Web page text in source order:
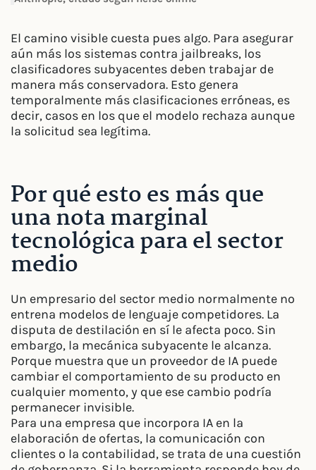
El camino visible cuesta pues algo. Para asegurar
aún más los sistemas contra jailbreaks, los
clasificadores subyacentes deben trabajar de
manera más conservadora. Esto genera
temporalmente más clasificaciones erróneas, es
decir, casos en los que el modelo rechaza aunque
la solicitud sea legítima.
Por qué esto es más que
una nota marginal
tecnológica para el sector
medio
Un empresario del sector medio normalmente no
entrena modelos de lenguaje competidores. La
disputa de destilación en sí le afecta poco. Sin
embargo, la mecánica subyacente le alcanza.
Porque muestra que un proveedor de IA puede
cambiar el comportamiento de su producto en
cualquier momento, y que ese cambio podría
permanecer invisible.
Para una empresa que incorpora IA en la
elaboración de ofertas, la comunicación con
clientes o la contabilidad, se trata de una cuestión